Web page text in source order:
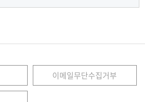
이메일무단수집거부